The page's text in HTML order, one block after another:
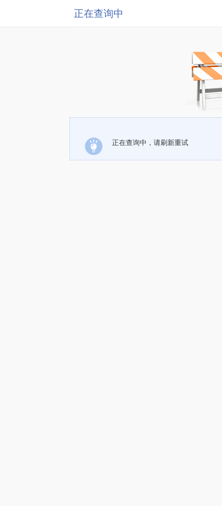
正在查询中
正在查询中，请刷新重试